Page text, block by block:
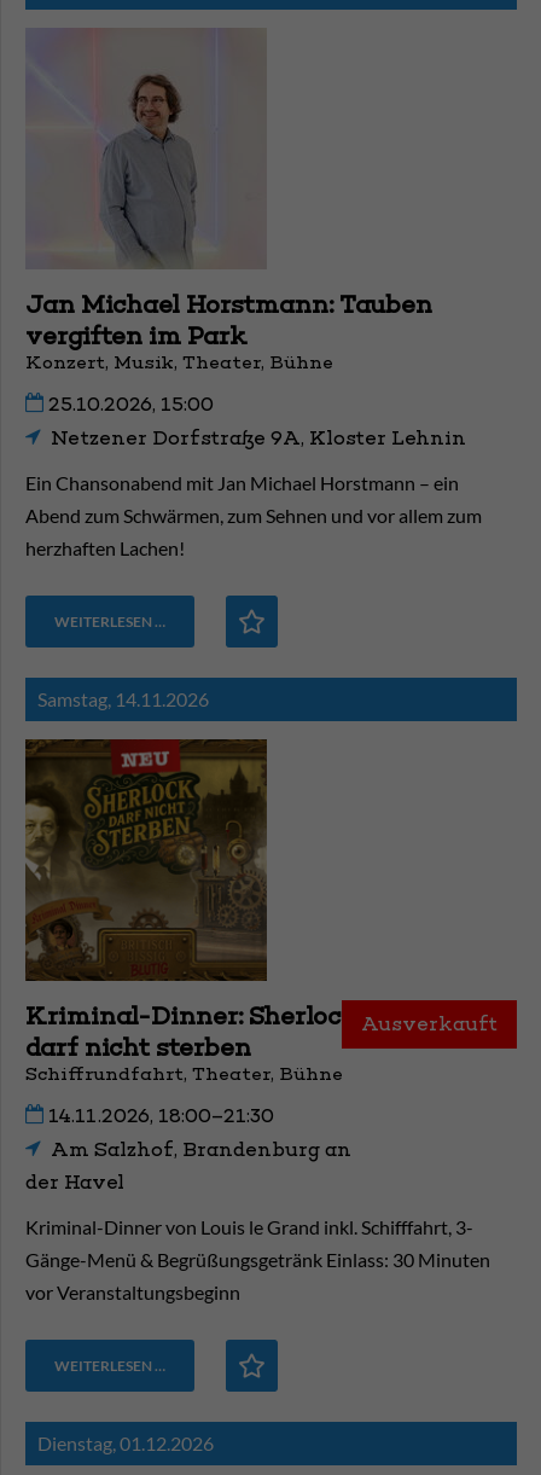
Jan Michael Horstmann: Tauben
vergiften im Park
Konzert, Musik, Theater, Bühne
25.10.2026, 15:00
Netzener Dorfstraße 9A, Kloster Lehnin
Ein Chansonabend mit Jan Michael Horstmann – ein
Abend zum Schwärmen, zum Sehnen und vor allem zum
herzhaften Lachen!
WEITERLESEN …
Samstag, 14.11.2026
Ausverkauft
Kriminal-Dinner: Sherlock
darf nicht sterben
Schiffrundfahrt, Theater, Bühne
14.11.2026, 18:00–21:30
Am Salzhof, Brandenburg an
der Havel
Kriminal-Dinner von Louis le Grand inkl. Schifffahrt, 3-
Gänge-Menü & Begrüßungsgetränk Einlass: 30 Minuten
vor Veranstaltungsbeginn
WEITERLESEN …
Dienstag,01.12.2026